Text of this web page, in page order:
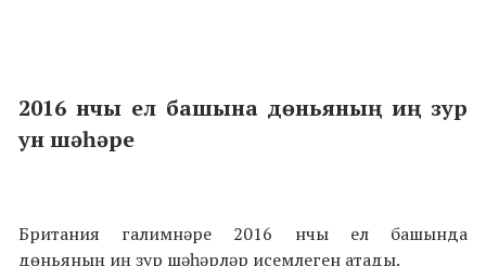
2016 нчы ел башына дөньяның иң зур
ун шәһәре
Британия галимнәре 2016 нчы ел башында
дөньяның иң зур шәһәрләр исемлеген атады.